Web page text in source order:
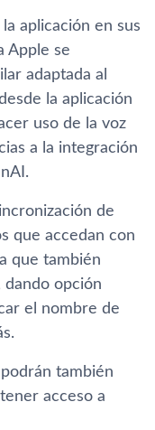
aplicación en sus
Apple se
adaptada al
la aplicación
uso de la voz
a la integración
de
que accedan con
que también
dando opción
el nombre de
también
acceso a